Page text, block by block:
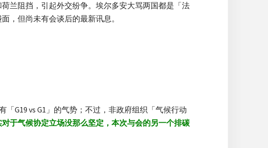
兰阻挡，引起外交纷争。埃尔多安大骂两国都是「法
，但尚未有会谈后的最新讯息。
「G19 vs G1」的气势；不过，非政府组织「气候行动
于气候协定立场没那么坚定，本次与会的另一个排碳